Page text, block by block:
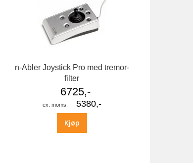
n-Abler Joystick Pro med tremor-
filter
6725,-
5380,-
Kjøp